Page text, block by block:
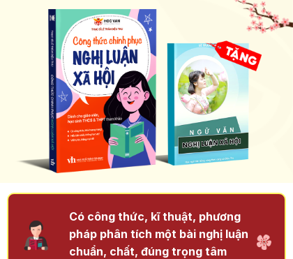
Có công thức, kĩ thuật, phương
pháp phân tích một bài nghị luận
chuẩn, chất, đúng trọng tâm